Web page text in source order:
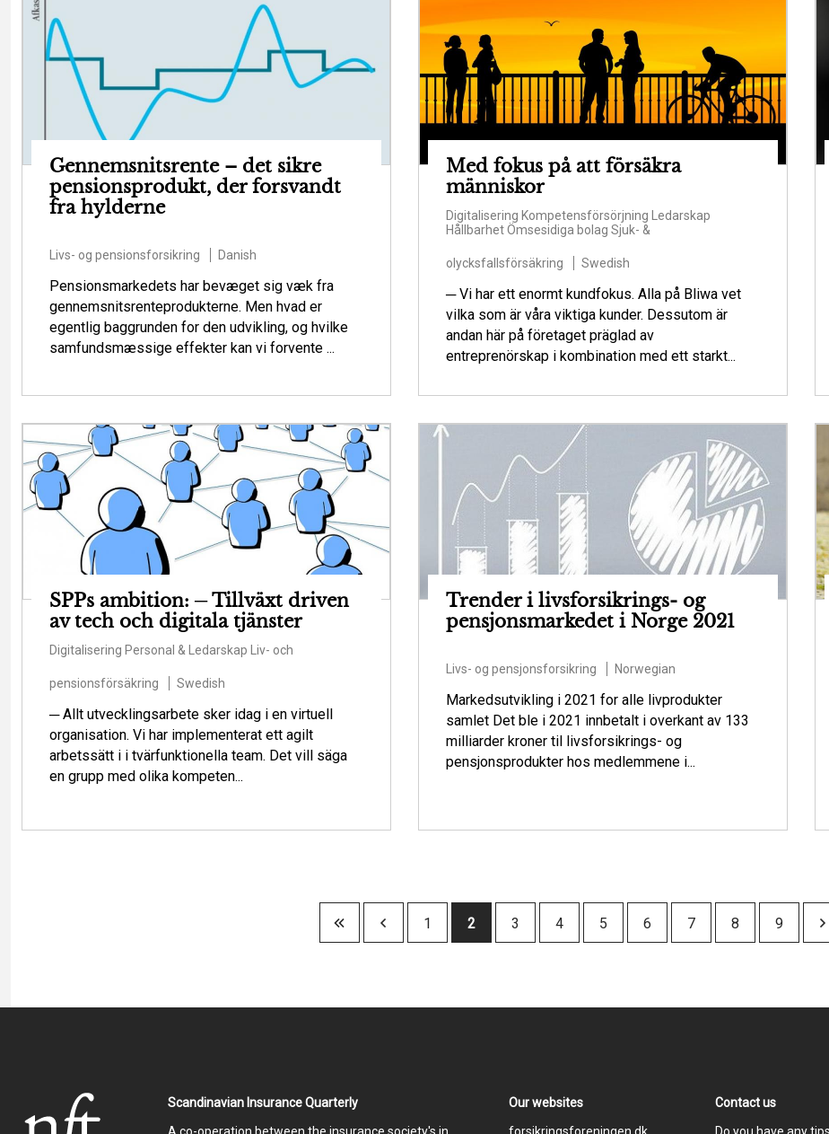
Gennemsnitsrente – det sikre
pensionsprodukt, der forsvandt
fra hylderne
Livs- og pensionsforsikring Danish
Pensionsmarkedets har bevæget sig væk fra
gennemsnitsrenteprodukterne. Men hvad er
egentlig baggrunden for den udvikling, og hvilke
samfundsmæssige effekter kan vi forvente ...
Med fokus på att försäkra
människor
Digitalisering Kompetensförsörjning
Ledarskap
HållbarhetÖmsesidiga bolag Sjuk- &
olycksfallsförsäkring Swedish
─ Vi har ett enormt kundfokus. Alla på Bliwa vet
vilka som är våra viktiga kunder. Dessutom är
andan här på företaget präglad av
entreprenörskap i kombination med ett starkt...
SPPs ambition: ─ Tillväxt driven
av tech och digitala tjänster
Digitalisering Personal & Ledarskap Liv- och
pensionsförsäkring Swedish
─ Allt utvecklingsarbete sker idag i en virtuell
organisation. Vi har implementerat ett agilt
arbetssätt i i tvärfunktionella team. Det vill säga
en grupp med olika kompeten...
Trender i livsforsikrings- og
pensjonsmarkedet i Norge 2021
Livs- og pensjonsforsikring Norwegian
Markedsutvikling i 2021 for alle livprodukter
samlet Det ble i 2021 innbetalt i overkant av 133
milliarder kroner til livsforsikrings- og
pensjonsprodukter hos medlemmene i...
Page
1
Current
2 Page
3 Page
4 Page
5 Page
6 Page
7 Page
8 Page
9
Scandinavian Insurance Quarterly
Our websites
Contact us